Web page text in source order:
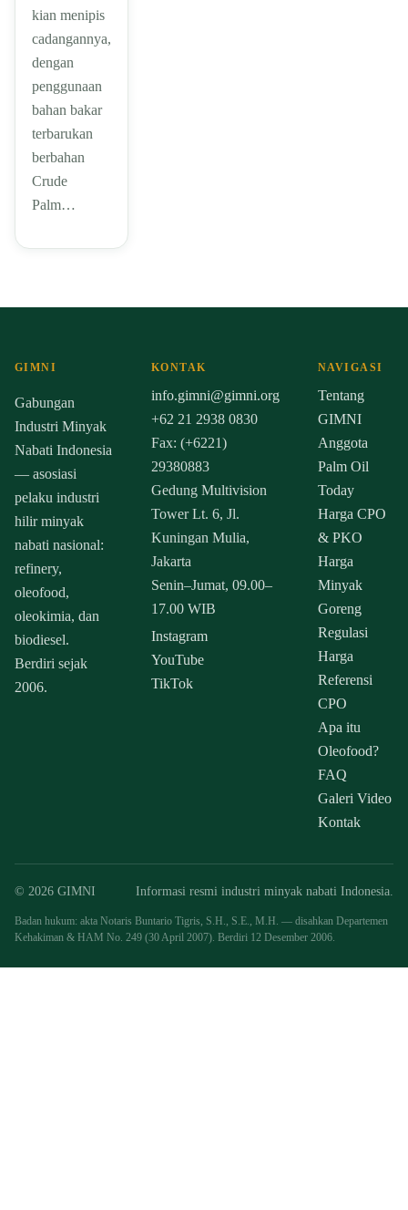
kian menipis
cadangannya,
dengan
penggunaan
bahan bakar
terbarukan
berbahan
Crude
Palm…
GIMNI
Gabungan
Industri Minyak
Nabati Indonesia
— asosiasi
pelaku industri
hilir minyak
nabati nasional:
refinery,
oleofood,
oleokimia, dan
biodiesel.
Berdiri sejak
2006.
KONTAK
info.gimni@gimni.org
+62 21 2938 0830
Fax: (+6221)
29380883
Gedung Multivision
Tower Lt. 6, Jl.
Kuningan Mulia,
Jakarta
Senin–Jumat, 09.00–
17.00 WIB
Instagram
YouTube
TikTok
NAVIGASI
Tentang
GIMNI
Anggota
Palm Oil
Today
Harga CPO
& PKO
Harga
Minyak
Goreng
Regulasi
Harga
Referensi
CPO
Apa itu
Oleofood?
FAQ
Galeri Video
Kontak
© 2026 GIMNI Informasi resmi industri minyak nabati Indonesia.
Badan hukum: akta Notaris Buntario Tigris, S.H., S.E., M.H. — disahkan Departemen
Kehakiman & HAM No. 249 (30 April 2007). Berdiri 12 Desember 2006.